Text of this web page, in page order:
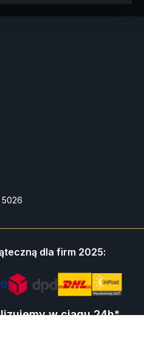
5026
dla firm 2025:
w ciągu 24h*